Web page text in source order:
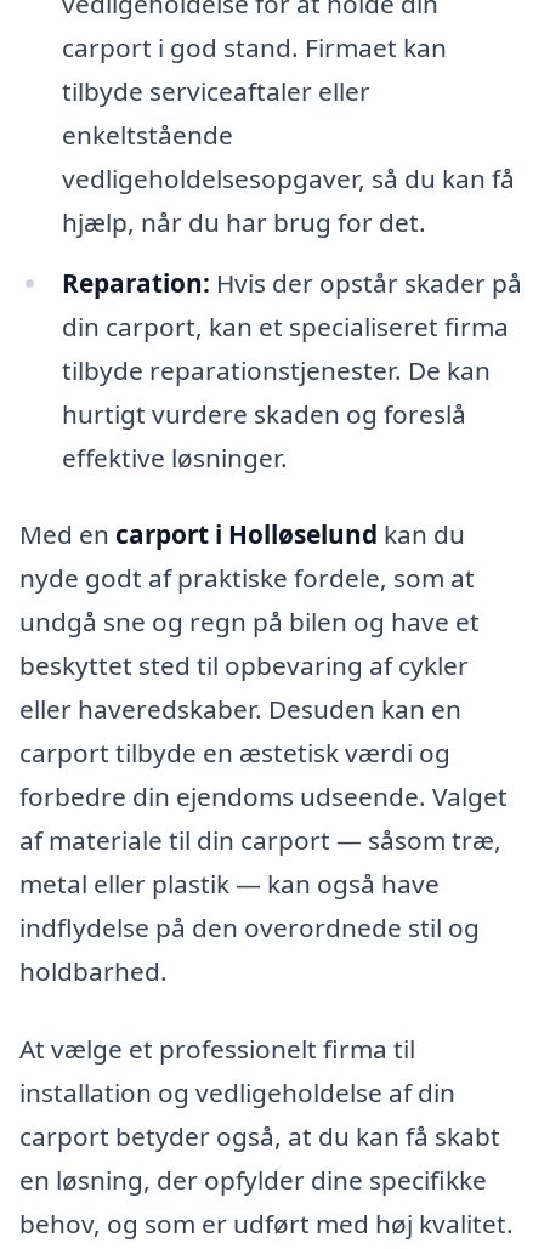
carport i god stand. Firmaet kan
tilbyde serviceaftaler eller
enkeltstående
vedligeholdelsesopgaver, så du kan få
hjælp, når du har brug for det.
Reparation: Hvis der opstår skader på
din carport, kan et specialiseret firma
tilbyde reparationstjenester. De kan
hurtigt vurdere skaden og foreslå
effektive løsninger.
Med en carport i Holløselund kan du
nyde godt af praktiske fordele, som at
undgå sne og regn på bilen og have et
beskyttet sted til opbevaring af cykler
eller haveredskaber. Desuden kan en
carport tilbyde en æstetisk værdi og
forbedre din ejendoms udseende. Valget
af materiale til din carport — såsom træ,
metal eller plastik — kan også have
indflydelse på den overordnede stil og
holdbarhed.
At vælge et professionelt firma til
installation og vedligeholdelse af din
carport betyder også, at du kan få skabt
en løsning, der opfylder dine specifikke
behov, og som er udført med høj kvalitet.